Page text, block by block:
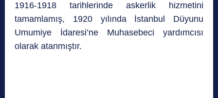
1916-1918 tarihlerinde askerlik hizmetini
tamamlamış, 1920 yılında İstanbul Düyunu
Umumiye İdaresi’ne Muhasebeci yardımcısı
olarak atanmıştır.